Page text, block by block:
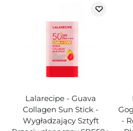
Lalarecipe - Guava
Collagen Sun Stick -
Wygładzający Sztyft
-